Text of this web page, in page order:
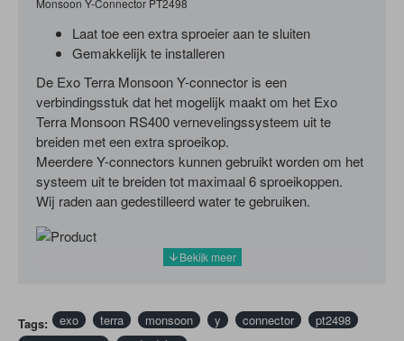
Monsoon Y-Connector PT2498
Laat toe een extra sproeier aan te sluiten
Gemakkelijk te installeren
De Exo Terra Monsoon Y-connector is een
verbindingsstuk dat het mogelijk maakt om het Exo
Terra Monsoon RS400 vernevelingssysteem uit te
breiden met een extra sproeikop.
Meerdere Y-connectors kunnen gebruikt worden om het
systeem uit te breiden tot maximaal 6 sproeikoppen.
Wij raden aan gedestilleerd water te gebruiken.
Tags: exo terra monsoon y connector
pt2498